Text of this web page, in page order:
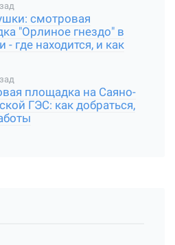
смотровая
"Орлиное гнездо" в
- где находится, и как
площадка на Саяно-
ГЭС: как добраться,